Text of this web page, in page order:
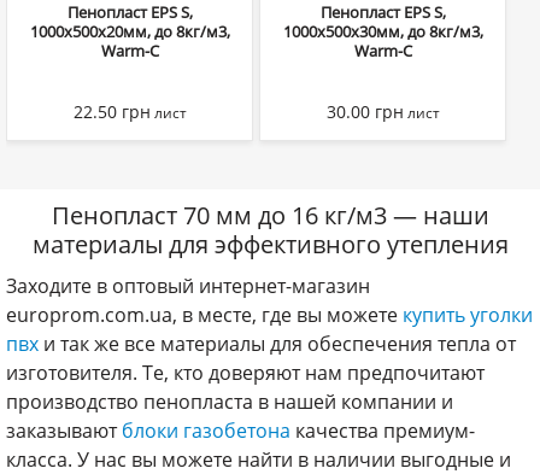
Пенопласт EPS S,
1000х500х20мм, до 8кг/м3,
Warm-C
22.50 грн лист
Пенопласт EPS S,
1000х500х30мм, до 8кг/м3,
Warm-C
30.00 грн лист
Пенопласт 70 мм до 16 кг/м3 — наши
материалы для эффективного утепления
Заходите в оптовый интернет-магазин
europrom.com.ua, в месте, где вы можете купить уголки
пвх и так же все материалы для обеспечения тепла от
изготовителя. Те, кто доверяют нам предпочитают
производство пенопласта в нашей компании и
заказываютблоки газобетона качества премиум-
класса. У нас вы можете найти в наличии выгодные и